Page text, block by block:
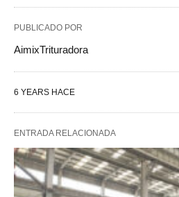
PUBLICADO POR
AimixTrituradora
6 YEARS HACE
ENTRADA RELACIONADA